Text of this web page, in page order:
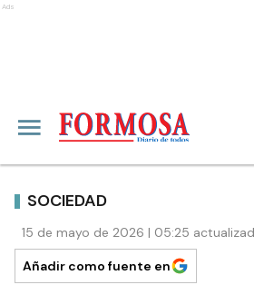
Ads
SOCIEDAD
15 de mayo de 2026 | 05:25
Añadir como fuente en